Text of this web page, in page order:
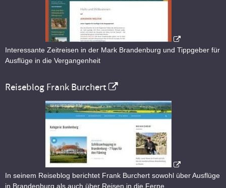
Interessante Zeitreisen in der Mark Brandenburg und Tippgeber für
Ausflüge in die Vergangenheit
Reiseblog Frank Burchert
In seinem Reiseblog berichtet Frank Burchert sowohl über Ausflüge
in Brandenburg als auch über Reisen in die Ferne.